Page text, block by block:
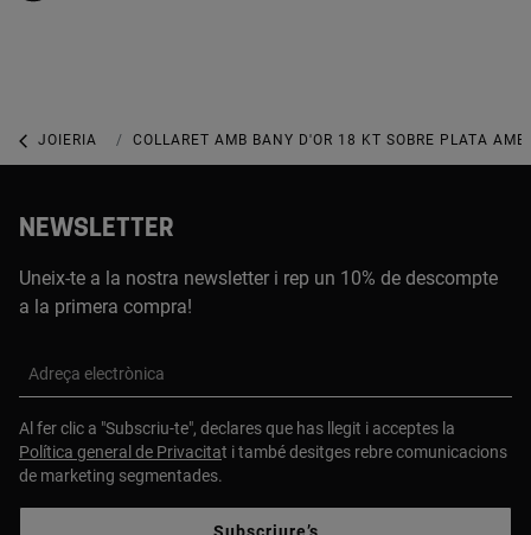
JOIERIA JOIES AMB PEDRES PRECIOSES
COLLARET AMB BANY D'OR 18 KT SOBRE PLATA
NEWSLETTER
Uneix-te a la nostra newsletter i rep un 10% de descompte
a la primera compra!
Adreça electrònica
Al fer clic a "Subscriu-te", declares que has llegit i acceptes la
Política general de Privacitat i també desitges rebre comunicacions
de marketing segmentades.